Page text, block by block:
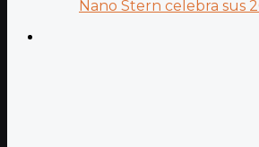
Nano Stern celebra sus